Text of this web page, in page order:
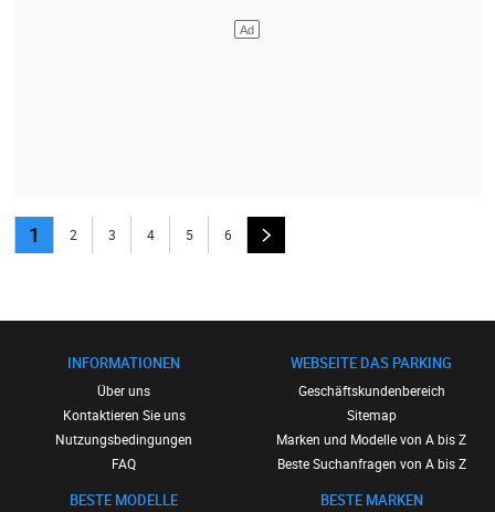
1 2 3 4 5 6
INFORMATIONEN
Über uns
Kontaktieren Sie uns
Nutzungsbedingungen
FAQ
BESTE MODELLE
WEBSEITE DAS PARKING
Geschäftskundenbereich
Sitemap
Marken und Modelle von A bis Z
Beste Suchanfragen von A bis Z
BESTE MARKEN